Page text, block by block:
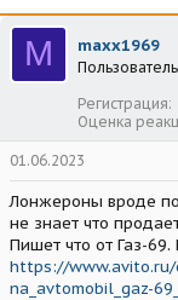
M maxx1969
Пользователь
Регистрация
Оценка
01.06.2023
Лонжероны вроде
не знает что
Пишет что от Газ-
https://www.avito.ru/
na_avtomobil_gaz-